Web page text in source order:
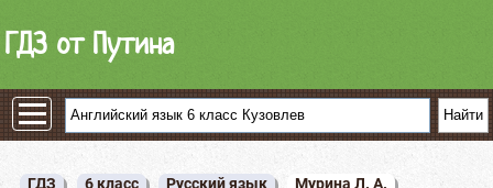
ГДЗ от Путина
ГДЗ 6 класс Русский язык Мурина Л. A.